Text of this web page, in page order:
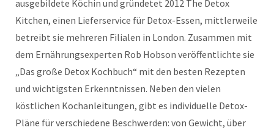
ausgebildete Köchin und gründetet 2012 The Detox
Kitchen, einen Lieferservice für Detox-Essen, mittlerweile
betreibt sie mehreren Filialen in London. Zusammen mit
dem Ernährungsexperten Rob Hobson veröffentlichte sie
„Das große Detox Kochbuch“ mit den besten Rezepten
und wichtigsten Erkenntnissen. Neben den vielen
köstlichen Kochanleitungen, gibt es individuelle Detox-
Pläne für verschiedene Beschwerden: von Gewicht, über